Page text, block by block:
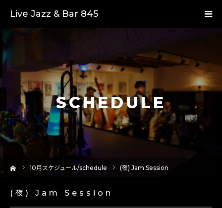
Live Jazz & Bar 845
SCHEDULE
10月スケジュール/schedule (夜) Jam Session
(夜) Jam Session